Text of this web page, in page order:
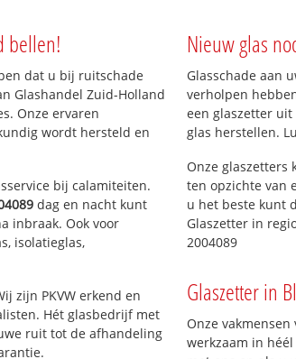
Rotte Zoom
Kruisweg
bellen!
dat u bij ruitschade
Glashandel Zuid-Holland
Onze ervaren
wordt hersteld en
bij calamiteiten.
dag en nacht kunt
inbraak. Ook voor
isolatieglas,
zijn PKVW erkend en
Hét glasbedrijf met
ruit tot de afhandeling
Nieuw glas
Glasschade aan
verholpen
een glaszetter
glas herstellen.
Onze glaszetters
ten opzichte van
u het beste kunt
Glaszetter in
2004089
Glaszetter in
Onze
werkzaam in